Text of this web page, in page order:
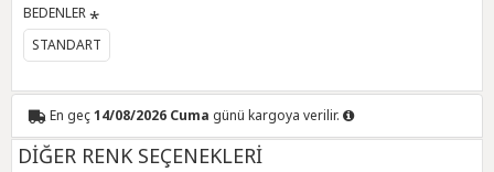
BEDENLER
STANDART
En geç14/08/2026 Cuma günü kargoya verilir.
DİĞER RENK SEÇENEKLERİ